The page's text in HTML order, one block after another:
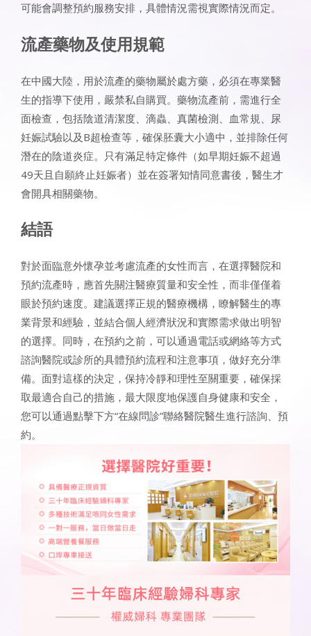
可能會調整預約服務安排，具體情況需視實際情況而定。
流產藥物及使用規範
在中國大陸，用於流產的藥物屬於處方藥，必須在專業醫
生的指導下使用，嚴禁私自購買。藥物流產前，需進行全
面檢查，包括陰道清潔度、滴蟲、真菌檢測、血常規、尿
妊娠試驗以及B超檢查等，確保胚囊大小適中，並排除任何
潛在的陰道炎症。只有滿足特定條件（如早期妊娠不超過
49天且自願終止妊娠者）並在簽署知情同意書後，醫生才
會開具相關藥物。
結語
對於面臨意外懷孕並考慮流產的女性而言，在選擇醫院和
預約流產時，應首先關注醫療質量和安全性，而非僅僅着
眼於預約速度。建議選擇正規的醫療機構，瞭解醫生的專
業背景和經驗，並結合個人經濟狀況和實際需求做出明智
的選擇。同時，在預約之前，可以通過電話或網絡等方式
諮詢醫院或診所的具體預約流程和注意事項，做好充分準
備。面對這樣的決定，保持冷靜和理性至關重要，確保採
取最適合自己的措施，最大限度地保護自身健康和安全，
您可以通過點擊下方“在線問診”聯絡醫院醫生進行諮詢、預
約。